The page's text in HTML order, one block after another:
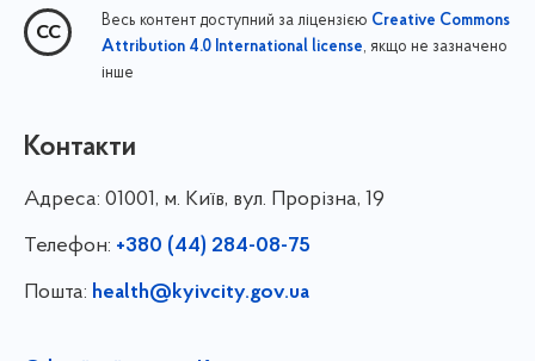
Весь контент доступний за ліцензією Creative Commons
Attribution 4.0 International license, якщо не зазначено
інше
Контакти
Адреса: 01001, м. Київ, вул. Прорізна, 19
Телефон: +380 (44) 284-08-75
Пошта: health@kyivcity.gov.ua